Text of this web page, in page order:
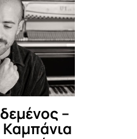
ΣΑΣ ΕΥΧΑΡΙΣΤΟΥΜΕ!
October 18th, 2024